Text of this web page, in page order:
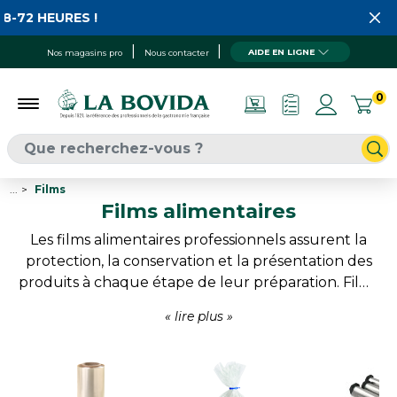
Nos magasins pro Nous contacter AIDE EN LIGNE
0
!
Films
Films alimentaires
Les films alimentaires professionnels assurent la
protection, la conservation et la présentation des
produits à chaque étape de leur préparation. Films
scellage ou feuilles alimentaires répondent aux
traiteurs et commerces alimentaires. Ils
permettent de préserver la fraîcheur des produits